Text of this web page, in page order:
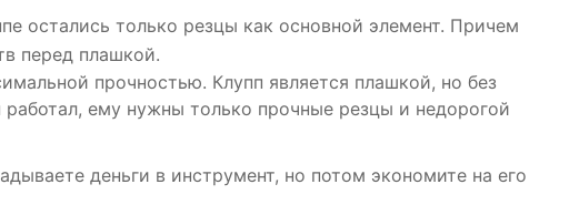
остались только резцы как основной элемент. Причем
перед плашкой.
прочностью. Клупп является плашкой, но без
ему нужны только прочные резцы и недорогой
деньги в инструмент, но потом экономите на его